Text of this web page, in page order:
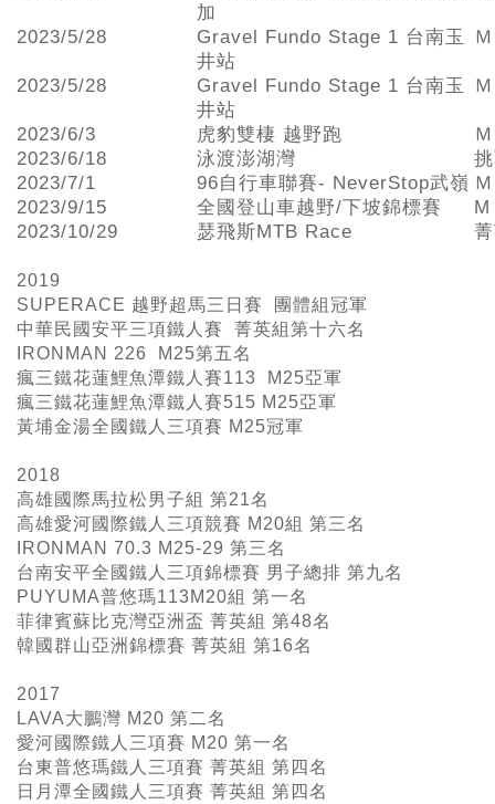
加
2023/5/28
Gravel Fundo Stage 1 台南玉
井站
2023/5/28
Gravel Fundo Stage 1 台南玉
井站
2023/6/3 虎豹雙棲 越野跑
2023/6/18
泳渡澎湖灣
2023/7/1
96自行車聯賽- NeverStop武嶺
2023/9/15
全國登山車越野/下坡錦標賽
2023/10/29
瑟飛斯MTB Race
2019
SUPERACE 越野超馬三日賽 團體組冠軍
中華民國安平三項鐵人賽 菁英組第十六名
IRONMAN 226 M25第五名
瘋三鐵花蓮鯉魚潭鐵人賽113 M25亞軍
瘋三鐵花蓮鯉魚潭鐵人賽515 M25亞軍
黃埔金湯全國鐵人三項賽 M25冠軍
2018
高雄國際馬拉松男子組 第21名
高雄愛河國際鐵人三項競賽 M20組 第三名
IRONMAN 70.3 M25-29 第三名
台南安平全國鐵人三項錦標賽 男子總排 第九名
PUYUMA普悠瑪113M20組 第一名
菲律賓蘇比克灣亞洲盃 菁英組 第48名
韓國群山亞洲錦標賽 菁英組 第16名
2017
LAVA大鵬灣 M20 第二名
愛河國際鐵人三項賽 M20 第一名
台東普悠瑪鐵人三項賽 菁英組 第四名
日月潭全國鐵人三項賽 菁英組 第四名